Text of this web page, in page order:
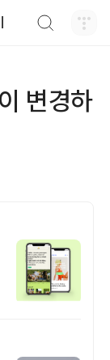
변경하